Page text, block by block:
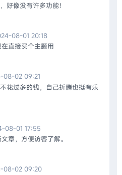
好像没有许多功能！
08-01 20:18
直接买个主题用
08-02 09:21
花过多的钱，自己折腾也挺有乐
08-01 17:55
章，方便访客了解。
08-02 09:20